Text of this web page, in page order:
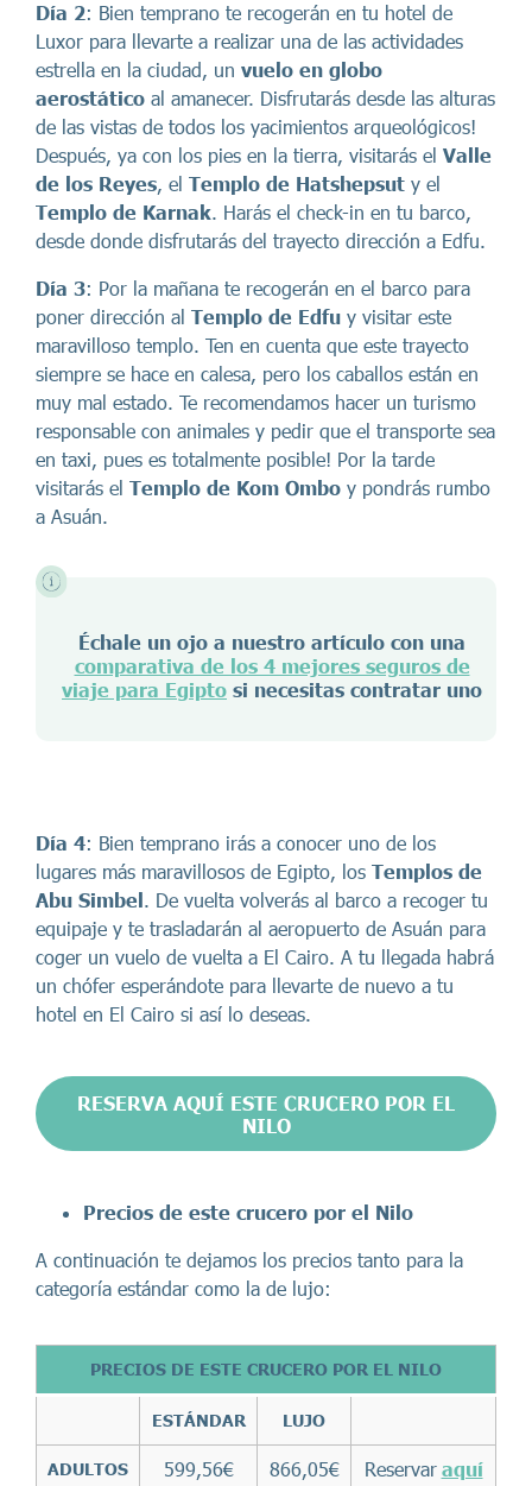
Día 2: Bien temprano te recogerán en tu hotel de
Luxor para llevarte a realizar una de las actividades
estrella en la ciudad, un vuelo en globo
aerostático al amanecer. Disfrutarás desde las alturas
de las vistas de todos los yacimientos arqueológicos!
Después, ya con los pies en la tierra, visitarás el Valle
de los Reyes, el Templo de Hatshepsut y el
Templo de Karnak. Harás el check-in en tu barco,
desde donde disfrutarás del trayecto dirección a Edfu.
Día 3: Por la mañana te recogerán en el barco para
poner dirección al Templo de Edfu y visitar este
maravilloso templo. Ten en cuenta que este trayecto
siempre se hace en calesa, pero los caballos están en
muy mal estado. Te recomendamos hacer un turismo
responsable con animales y pedir que el transporte sea
en taxi, pues es totalmente posible! Por la tarde
visitarás el Templo de Kom Ombo y pondrás rumbo
a Asuán.
Échale un ojo a nuestro artículo con una
comparativa de los 4 mejores seguros de
viaje para Egipto si necesitas contratar uno
Día 4: Bien temprano irás a conocer uno de los
lugares más maravillosos de Egipto, los Templos de
Abu Simbel. De vuelta volverás al barco a recoger tu
equipaje y te trasladarán al aeropuerto de Asuán para
coger un vuelo de vuelta a El Cairo. A tu llegada habrá
un chófer esperándote para llevarte de nuevo a tu
hotel en El Cairo si así lo deseas.
RESERVA AQUÍ ESTE CRUCERO POR EL
NILO
Precios de este crucero por el Nilo
A continuación te dejamos los precios tanto para la
categoría estándar como la de lujo:
PRECIOS DE ESTE CRUCERO POR EL NILO
ESTÁNDAR LUJO
ADULTOS 599,56€ 866,05€ Reservar aquí